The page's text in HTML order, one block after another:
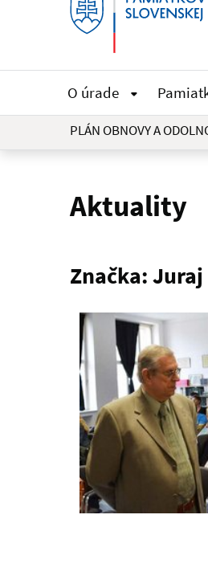
O úrade
PLÁN OBNOVY A
Aktuality
Značka: